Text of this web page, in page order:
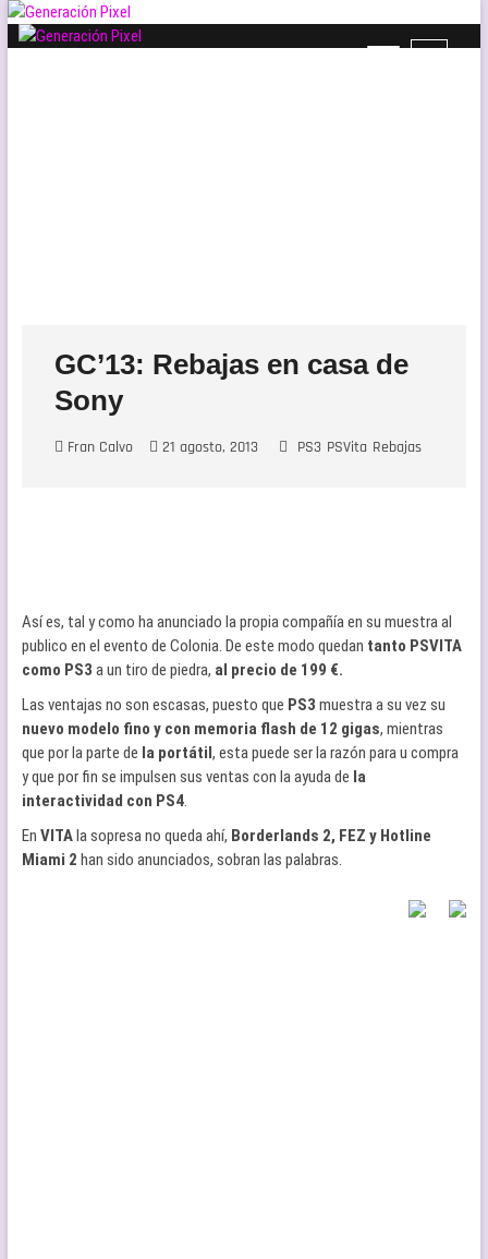
Saltar
B
GC’13: Rebajas en casa de
Sony
Fran Calvo 21 agosto, 2013 PS3 PSVita Rebajas
Así es, tal y como ha anunciado la propia compañía en su muestra al
publico en el evento de Colonia. De este modo quedan tanto PSVITA
como PS3 a un tiro de piedra, al precio de 199 €.
Las ventajas no son escasas, puesto que PS3 muestra a su vez su
nuevo modelo fino y con memoria flash de 12 gigas, mientras
que por la parte de la portátil, esta puede ser la razón para u compra
y que por fin se impulsen sus ventas con la ayuda de la
interactividad con PS4.
En VITAla sopresa no queda ahí, Borderlands 2, FEZ y Hotline
Miami 2 han sido anunciados, sobran las palabras.